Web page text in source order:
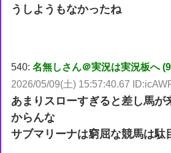
うしようもなかったね
540:名無しさん＠実況は実況板へ
2026/05/09(土) 15:57:40.67
あまりスローすぎると差し馬が
からんな
サブマリーナは窮屈な競馬は駄